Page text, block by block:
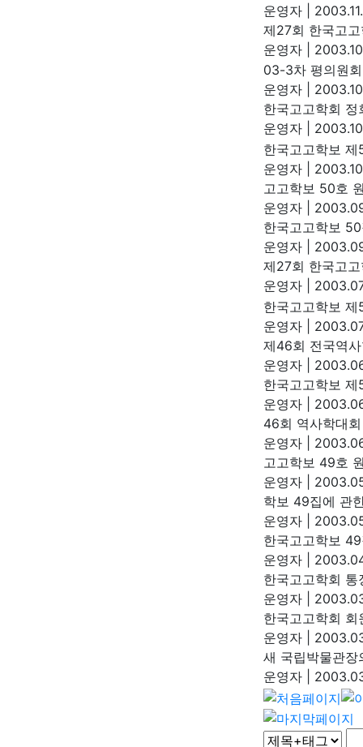
운영자
제27회 한국고
운영자
03-3차 평의원
운영자
한국고고학회
운영자
한국고고학보
운영자
고고학보 50호
운영자
한국고고학보
운영자
제27회 한국고
운영자
한국고고학보
운영자
제46회 전국역
운영자
한국고고학보
운영자
46회 역사학대
운영자
고고학보 49호
운영자
학보 49집에 관
운영자
한국고고학보
운영자
한국고고학회
운영자
한국고고학회
운영자
새 국립박물관
운영자